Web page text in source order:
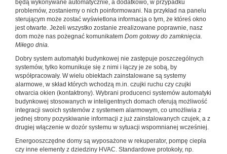
będą wykonywane automatycznie, a dodatkowo, w przypadku
problemów, zostaniemy o nich poinformowani. Na przykład na panelu
sterującym może zostać wyświetlona informacja o tym, że któreś okno
jest otwarte. Jeżeli wszystko zostanie zrealizowane poprawnie, nasz
dom może nas pożegnać komunikatem Dom gotowy do zamknięcia.
Miłego dnia.
Dobry system automatyki budynkowej nie zastępuje poszczególnych
systemów, tylko komunikuje się z nimi i łączy je ze sobą, by
współpracowały. W wielu obiektach zainstalowane są systemy
alarmowe, w skład których wchodzą m.in. czujki ruchu czy czujki
otwarcia okien (kontaktrony). Wybrani producenci systemów automatyki
budynkowej stosowanych w inteligentnych domach oferują możliwość
integracji swoich systemów z systemem alarmowym, co umożliwia z
jednej strony pozyskiwanie informacji z już zainstalowanych czujek, a z
drugiej włączenie w dozór systemu w sytuacji wspomnianej wcześniej.
Energooszczędne domy są wyposażone w rekuperator, pompę ciepła
czy inne elementy z dziedziny HVAC. Standardowe protokoły, np.